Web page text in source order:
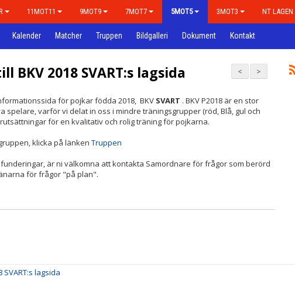
11MOT11 9MOT9 7MOT7 5MOT5 3MOT3 NT LAGEN
Kalender Matcher Truppen Bildgalleri Dokument Kontakt
>
<
BKV 2018 SVART:s lagsida
för pojkar födda 2018, BKV SVART . BKV P2018 är en stor
spelare, varför vi delat in oss i mindre träningsgrupper (röd, Blå, gul och
för en kvalitativ och rolig träning för pojkarna.
klicka på länken Truppen
är ni välkomna att kontakta Samordnare för frågor som berörd
för frågor "på plan".
SVART:s lagsida